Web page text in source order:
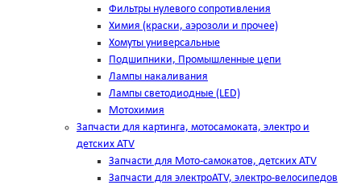
Фильтры нулевого сопротивления
Химия (краски, аэрозоли и прочее)
Хомуты универсальные
Подшипники, Промышленные цепи
Лампы накаливания
Лампы светодиодные (LED)
Мотохимия
Запчасти для картинга, мотосамоката, электро и
детских ATV
Запчасти для Мото-самокатов, детских ATV
Запчасти для электроATV, электро-велосипедов